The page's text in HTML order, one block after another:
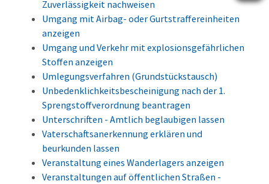
Zuverlässigkeit nachweisen
Umgang mit Airbag- oder Gurtstraffereinheiten
anzeigen
Umgang und Verkehr mit explosionsgefährlichen
Stoffen anzeigen
Umlegungsverfahren (Grundstückstausch)
Unbedenklichkeitsbescheinigung nach der 1.
Sprengstoffverordnung beantragen
Unterschriften - Amtlich beglaubigen lassen
Vaterschaftsanerkennung erklären und
beurkunden lassen
Veranstaltung eines Wanderlagers anzeigen
Veranstaltungen auf öffentlichen Straßen -